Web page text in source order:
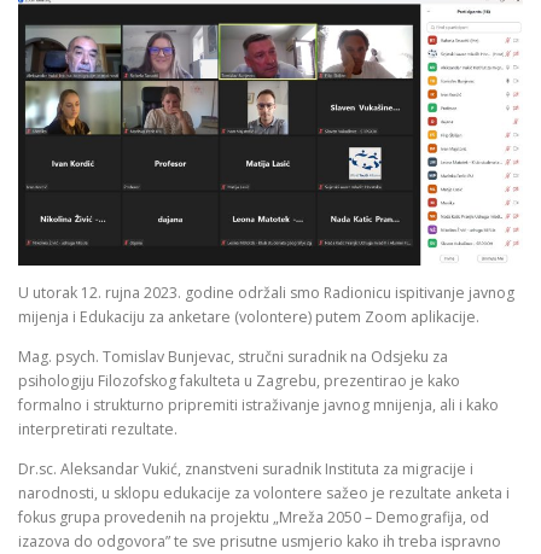
U utorak 12. rujna 2023. godine održali smo Radionicu ispitivanje javnog
mijenja i Edukaciju za anketare (volontere) putem Zoom aplikacije.
Mag. psych. Tomislav Bunjevac, stručni suradnik na Odsjeku za
psihologiju Filozofskog fakulteta u Zagrebu, prezentirao je kako
formalno i strukturno pripremiti istraživanje javnog mnijenja, ali i kako
interpretirati rezultate.
Dr.sc. Aleksandar Vukić, znanstveni suradnik Instituta za migracije i
narodnosti, u sklopu edukacije za volontere sažeo je rezultate anketa i
fokus grupa provedenih na projektu „Mreža 2050 – Demografija, od
izazova do odgovora” te sve prisutne usmjerio kako ih treba ispravno